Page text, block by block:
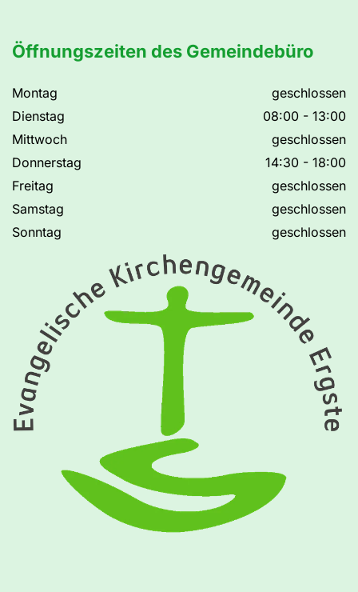
Öffnungszeiten des Gemeindebüro
Montag
geschlossen
Dienstag
08:00 - 13:00
Mittwoch
geschlossen
Donnerstag
14:30 - 18:00
Freitag
geschlossen
Samstag
geschlossen
Sonntag
geschlossen